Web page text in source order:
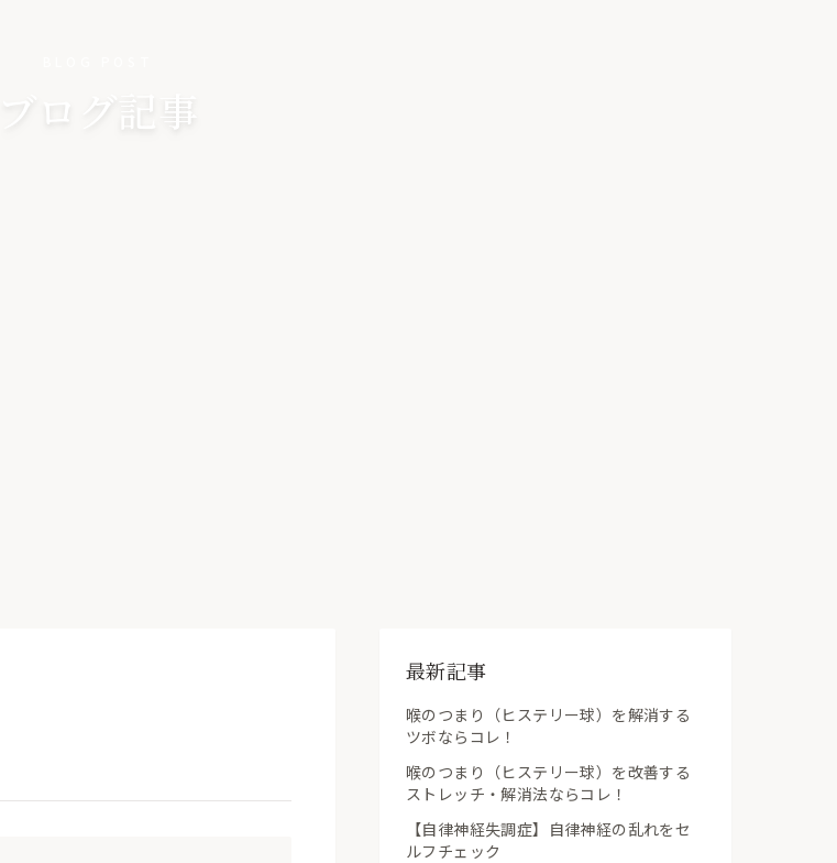
ブログ記事
最新記事
喉のつまり（ヒステリー球）を解消する
ツボならコレ！
喉のつまり（ヒステリー球）を改善する
ストレッチ・解消法ならコレ！
【自律神経失調症】自律神経の乱れをセ
ルフチェック